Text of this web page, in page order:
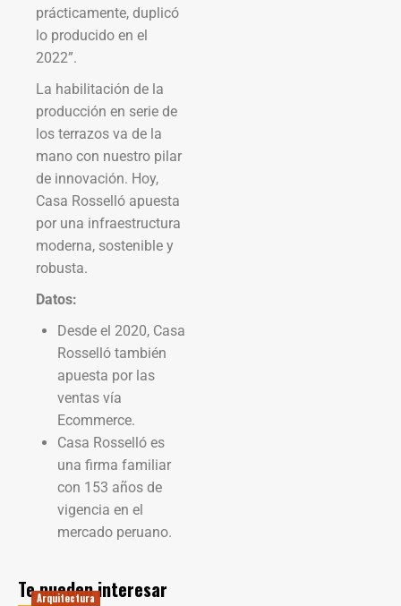
prácticamente, duplicó
lo producido en el
2022”.
La habilitación de la
producción en serie de
los terrazos va de la
mano con nuestro pilar
de innovación. Hoy,
Casa Rosselló apuesta
por una infraestructura
moderna, sostenible y
robusta.
Datos:
Desde el 2020, Casa
Rosselló también
apuesta por las
ventas vía
Ecommerce.
Casa Rosselló es
una firma familiar
con 153 años de
vigencia en el
mercado peruano.
Te pueden interesar
Arquitectura